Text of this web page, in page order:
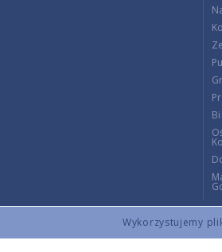
Wykorzystujemy